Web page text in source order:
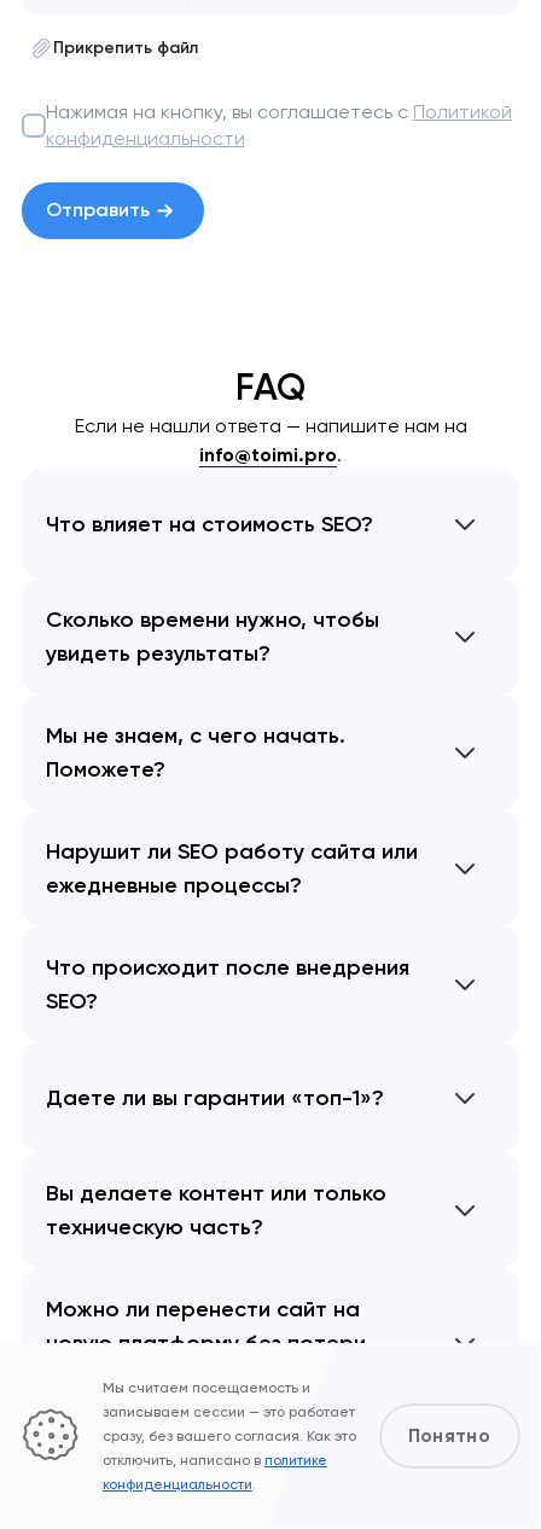
Прикрепить файл
Нажимая на кнопку, вы соглашаетесь с Политикой
конфиденциальности
Отправить
FAQ
Если не нашли ответа — напишите нам на
info@toimi.pro.
Что влияет на стоимость SEO?
Сколько времени нужно, чтобы
увидеть результаты?
Мы не знаем, с чего начать.
Поможете?
Нарушит ли SEO работу сайта или
ежедневные процессы?
Что происходит после внедрения
SEO?
Даете ли вы гарантии «топ-1»?
Вы делаете контент или только
техническую часть?
Можно ли перенести сайт на
новую платформу без потери
позиций?
Работаете ли вы с мультиязычными
и международными проектами?
Мы считаем посещаемость и
записываем сессии — это работает
сразу, без вашего согласия. Как это
отключить, написано в политике
конфиденциальности.
Понятно